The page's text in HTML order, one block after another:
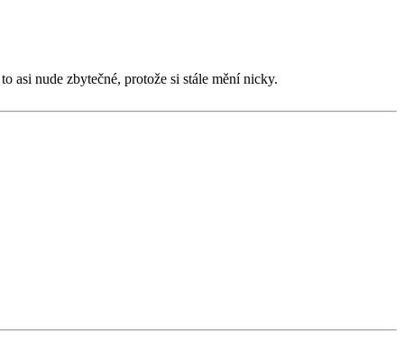
asi nude zbytečné, protože si stále mění nicky.